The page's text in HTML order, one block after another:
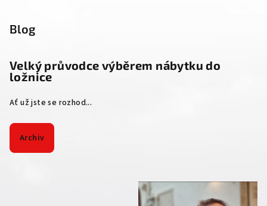
Blog
Velký průvodce výběrem nábytku do
ložnice
Ať už jste se rozhod...
Archiv